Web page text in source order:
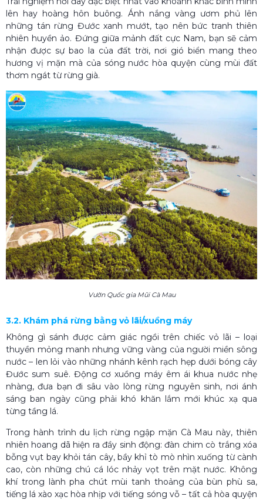
lên hay hoàng hôn buông. Ánh nắng vàng ươm phủ lên
những tán rừng Đước xanh mướt, tạo nên bức tranh thiên
nhiên huyền ảo. Đứng giữa mảnh đất cực Nam, bạn sẽ cảm
nhận được sự bao la của đất trời, nơi gió biển mang theo
hương vị mặn mà của sóng nước hòa quyện cùng mùi đất
thơm ngát từ rừng già.
Vườn Quốc gia Mũi Cà Mau
3.2. Khám phá rừng bằng vỏ lãi/xuồng máy
Không gì sánh được cảm giác ngồi trên chiếc vỏ lãi – loại
thuyền mỏng manh nhưng vững vàng của người miền sông
nước – len lỏi vào những nhánh kênh rạch hẹp dưới bóng cây
Đước sum suê. Động cơ xuồng máy êm ái khua nước nhẹ
nhàng, đưa bạn đi sâu vào lòng rừng nguyên sinh, nơi ánh
sáng ban ngày cũng phải khó khăn lắm mới khúc xạ qua
từng tầng lá.
Trong hành trình du lịch rừng ngập mặn Cà Mau này, thiên
nhiên hoang dã hiện ra đầy sinh động: đàn chim cò trắng xóa
bỗng vụt bay khỏi tán cây, bầy khỉ tò mò nhìn xuống từ cành
cao, còn những chú cá lóc nhảy vọt trên mặt nước. Không
khí trong lành pha chút mùi tanh thoảng của bùn phù sa,
tiếng lá xào xạc hòa nhịp với tiếng sóng vỗ – tất cả hòa quyện